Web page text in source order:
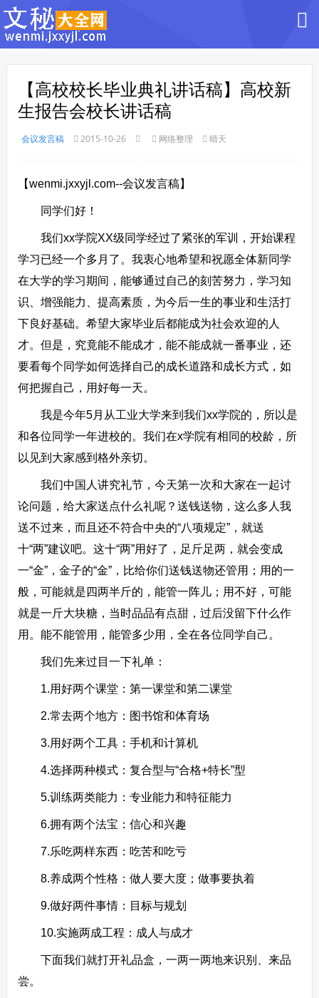
【高校校长毕业典礼讲话稿】高校新
生报告会校长讲话稿
会议发言稿 2015-10-26 网络整理 晴天
【wenmi.jxxyjl.com--会议发言稿】
同学们好！
我们xx学院XX级同学经过了紧张的军训，开始课程
学习已经一个多月了。我衷心地希望和祝愿全体新同学
在大学的学习期间，能够通过自己的刻苦努力，学习知
识、增强能力、提高素质，为今后一生的事业和生活打
下良好基础。希望大家毕业后都能成为社会欢迎的人
才。但是，究竟能不能成才，能不能成就一番事业，还
要看每个同学如何选择自己的成长道路和成长方式，如
何把握自己，用好每一天。
我是今年5月从工业大学来到我们xx学院的，所以是
和各位同学一年进校的。我们在x学院有相同的校龄，所
以见到大家感到格外亲切。
我们中国人讲究礼节，今天第一次和大家在一起讨
论问题，给大家送点什么礼呢？送钱送物，这么多人我
送不过来，而且还不符合中央的“八项规定”，就送
十“两”建议吧。这十“两”用好了，足斤足两，就会变成
一“金”，金子的“金”，比给你们送钱送物还管用；用的一
般，可能就是四两半斤的，能管一阵儿；用不好，可能
就是一斤大块糖，当时品品有点甜，过后没留下什么作
用。能不能管用，能管多少用，全在各位同学自己。
我们先来过目一下礼单：
1.用好两个课堂：第一课堂和第二课堂
2.常去两个地方：图书馆和体育场
3.用好两个工具：手机和计算机
4.选择两种模式：复合型与“合格+特长”型
5.训练两类能力：专业能力和特征能力
6.拥有两个法宝：信心和兴趣
7.乐吃两样东西：吃苦和吃亏
8.养成两个性格：做人要大度；做事要执着
9.做好两件事情：目标与规划
10.实施两成工程：成人与成才
下面我们就打开礼品盒，一两一两地来识别、来品
尝。